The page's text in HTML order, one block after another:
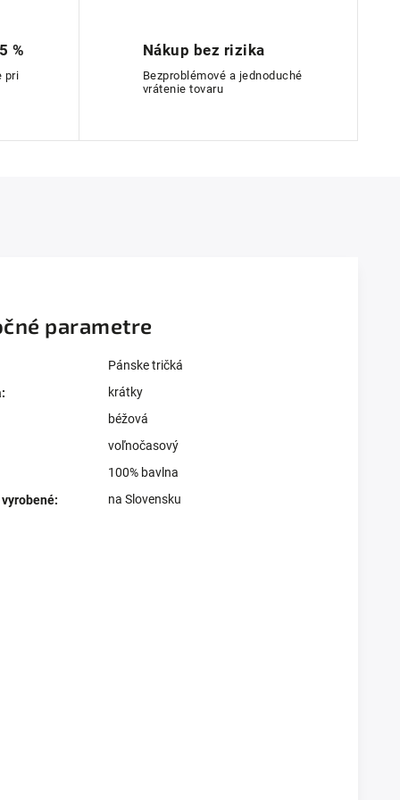
%
pri
Nákup bez rizika
Bezproblémové a jednoduché
vrátenie tovaru
parametre
Pánske tričká
:
krátky
béžová
voľnočasový
100% bavlna
: na Slovensku